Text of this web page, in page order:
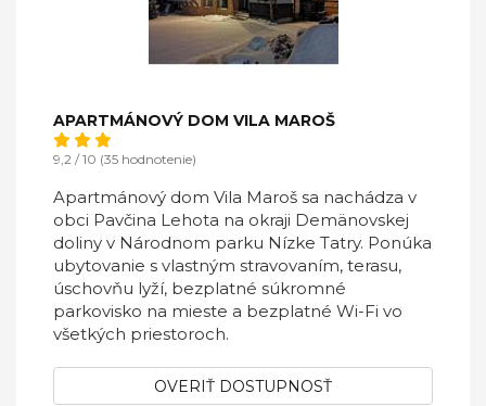
APARTMÁNOVÝ DOM VILA MAROŠ
9,2 / 10 (35 hodnotenie)
Apartmánový dom Vila Maroš sa nachádza v
obci Pavčina Lehota na okraji Demänovskej
doliny v Národnom parku Nízke Tatry. Ponúka
ubytovanie s vlastným stravovaním, terasu,
úschovňu lyží, bezplatné súkromné
parkovisko na mieste a bezplatné Wi-Fi vo
všetkých priestoroch.
OVERIŤ DOSTUPNOSŤ